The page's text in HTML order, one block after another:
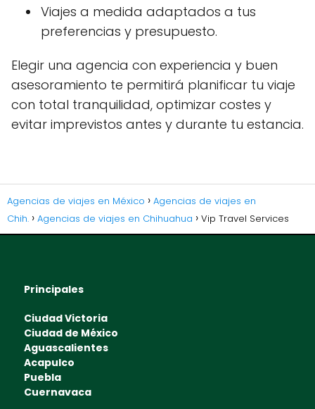
Viajes a medida adaptados a tus
preferencias y presupuesto.
Elegir una agencia con experiencia y buen
asesoramiento te permitirá planificar tu viaje
con total tranquilidad, optimizar costes y
evitar imprevistos antes y durante tu estancia.
Agencias de viajes en México
Agencias de viajes en
Chih.
Agencias de viajes en Chihuahua Vip Travel Services
Principales
Ciudad Victoria
Ciudad de México
Aguascalientes
Acapulco
Puebla
Cuernavaca